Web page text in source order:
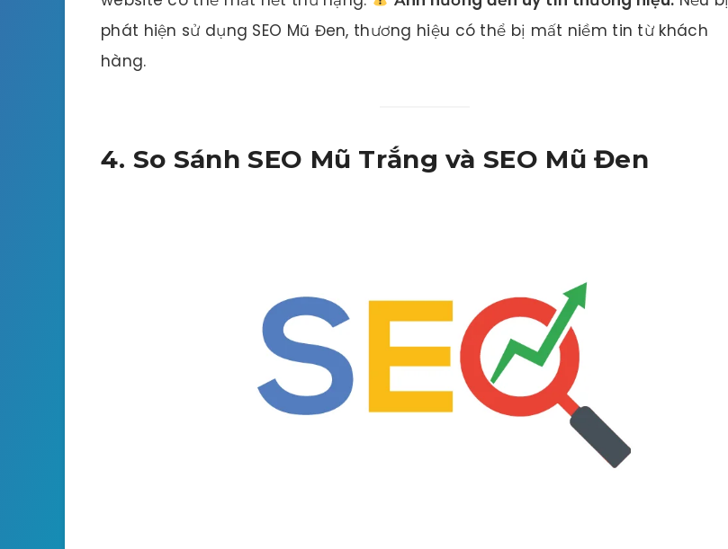
phát hiện sử dụng SEO Mũ Đen, thương hiệu có thể bị mất niềm tin từ khách
hàng.
4. So Sánh SEO Mũ Trắng và SEO Mũ Đen